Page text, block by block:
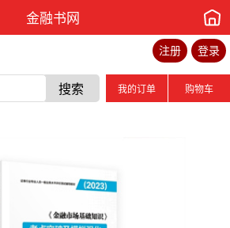
金融书网
登录
注册
搜索 我的订单 购物车